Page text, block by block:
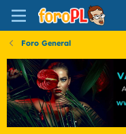
Foro General